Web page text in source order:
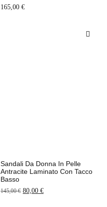
165,00 €
Sandali Da Donna In Pelle
Antracite Laminato Con Tacco
Basso
145,00€ 80,00 €